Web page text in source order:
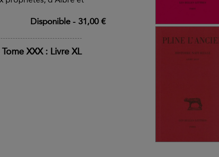
Disponible- 31,00 €
XXX : Livre XL